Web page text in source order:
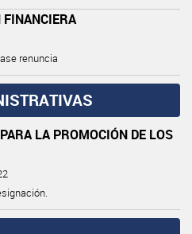
FINANCIERA
renuncia
LA PROMOCIÓN DE LOS